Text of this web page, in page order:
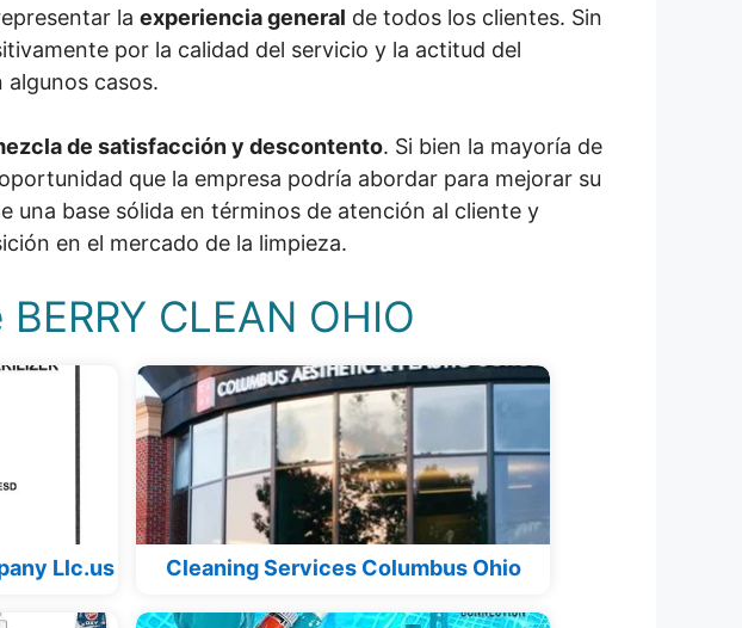
la experiencia general de todos los clientes. Sin
por la calidad del servicio y la actitud del
casos.
de satisfacción y descontento. Si bien la mayoría de
que la empresa podría abordar para mejorar su
una base sólida en términos de atención al cliente y
en el mercado de la limpieza.
CLEAN OHIO
Llc.us Cleaning Services Columbus Ohio